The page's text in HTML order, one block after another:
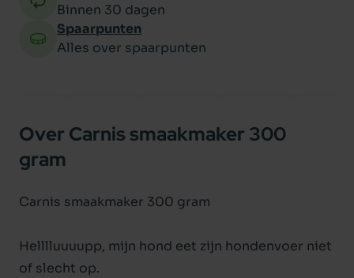
Binnen 30 dagen
Spaarpunten
Alles over spaarpunten
Over Carnis smaakmaker 300
gram
Carnis smaakmaker 300 gram
Helllluuuupp, mijn hond eet zijn hondenvoer niet
of slecht op.